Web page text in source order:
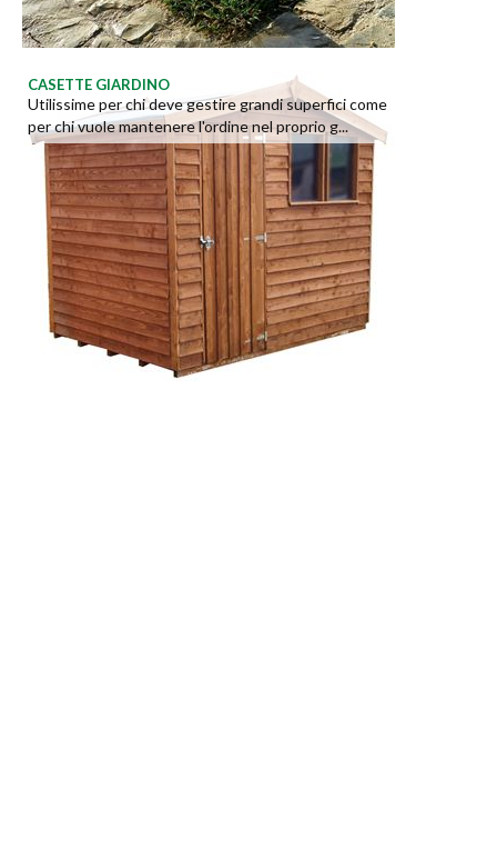
CASETTE GIARDINO
Utilissime per chi deve gestire grandi superfici come
per chi vuole mantenere l'ordine nel proprio g...